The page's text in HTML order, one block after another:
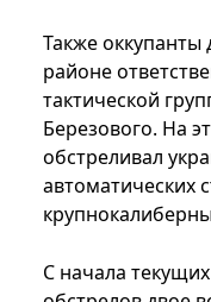
Также
районе
тактической
Березового. На
обстреливал
автоматических
С начала